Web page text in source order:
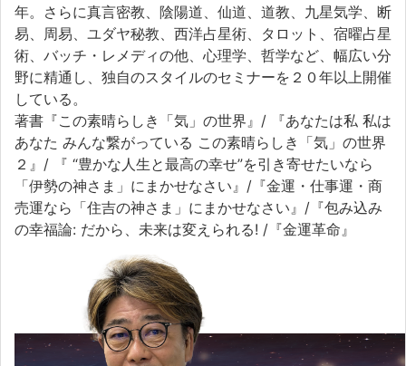
年。さらに真言密教、陰陽道、仙道、道教、九星気学、断
易、周易、ユダヤ秘教、西洋占星術、タロット、宿曜占星
術、バッチ・レメディの他、心理学、哲学など、幅広い分
野に精通し、独自のスタイルのセミナーを２０年以上開催
している。
著書『この素晴らしき「気」の世界』/ 『あなたは私 私は
あなた みんな繋がっている この素晴らしき「気」の世界
２』/ 『 “豊かな人生と最高の幸せ”を引き寄せたいなら
「伊勢の神さま」にまかせなさい』/『金運・仕事運・商
売運なら「住吉の神さま」にまかせなさい』/『包み込み
の幸福論: だから、未来は変えられる! /『金運革命』